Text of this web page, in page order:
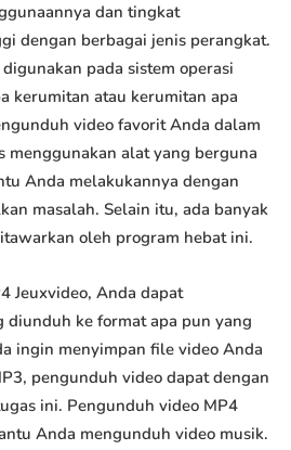
dan tingkat
dengan berbagai jenis perangkat.
pada sistem operasi
kerumitan atau kerumitan apa
video favorit Anda dalam
menggunakan alat yang berguna
Anda melakukannya dengan
masalah. Selain itu, ada banyak
oleh program hebat ini.
Jeuxvideo, Anda dapat
diunduh ke format apa pun yang
ingin menyimpan file video Anda
pengunduh video dapat dengan
ini. Pengunduh video MP4
Anda mengunduh video musik.